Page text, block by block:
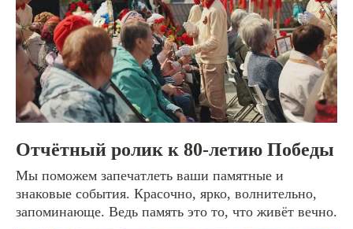
Отчётный ролик к 80-летию Победы
Мы поможем запечатлеть ваши памятные и
знаковые события. Красочно, ярко, волнительно,
запоминающе. Ведь память это то, что живёт вечно.
[графический дизайн]
Айдентика и логотипы
Каталоги и книги
Дизайн мерча
Постеры и афиши
Оформление соцсетей